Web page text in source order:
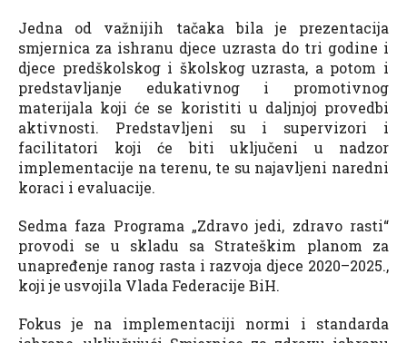
Jedna od važnijih tačaka bila je prezentacija
smjernica za ishranu djece uzrasta do tri godine i
djece predškolskog i školskog uzrasta, a potom i
predstavljanje edukativnog i promotivnog
materijala koji će se koristiti u daljnjoj provedbi
aktivnosti. Predstavljeni su i supervizori i
facilitatori koji će biti uključeni u nadzor
implementacije na terenu, te su najavljeni naredni
koraci i evaluacije.
Sedma faza Programa „Zdravo jedi, zdravo rasti“
provodi se u skladu sa Strateškim planom za
unapređenje ranog rasta i razvoja djece 2020–2025.,
koji je usvojila Vlada Federacije BiH.
Fokus je na implementaciji normi i standarda